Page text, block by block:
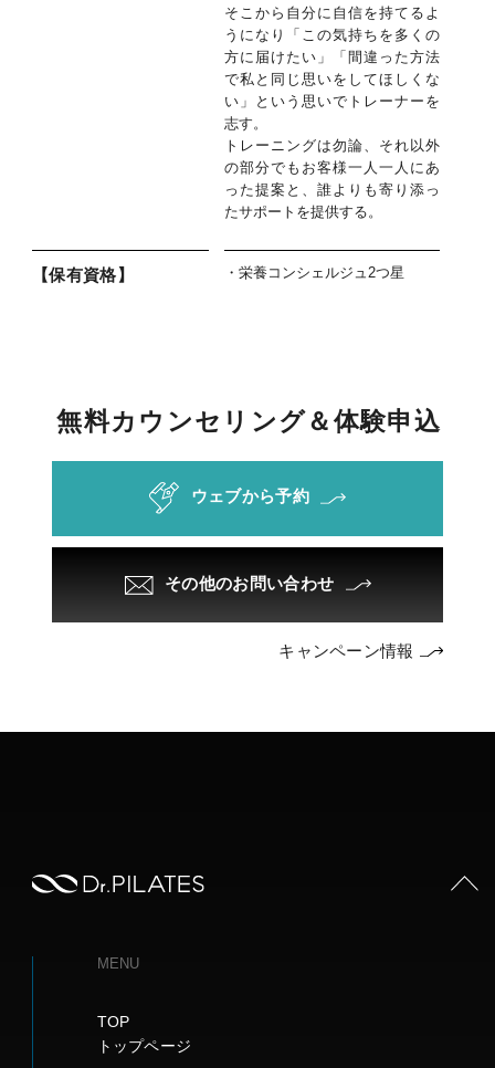
そこから自分に自信を持てるよ
うになり「この気持ちを多くの
方に届けたい」「間違った方法
で私と同じ思いをしてほしくな
い」という思いでトレーナーを
志す。
トレーニングは勿論、それ以外
の部分でもお客様一人一人にあ
った提案と、誰よりも寄り添っ
たサポートを提供する。
【保有資格】 ・栄養コンシェルジュ2つ星
無料カ ウ ンセ リ ング＆体験申込
ウェブから予約
その他のお問い合わせ
キャンペーン情報
MENU
TOP
トップページ